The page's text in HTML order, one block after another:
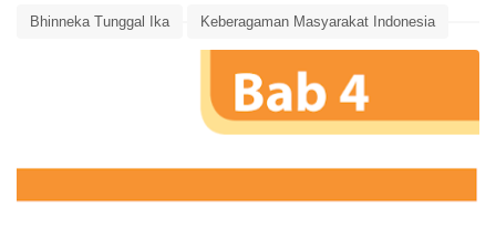
Bhinneka Tunggal Ika Keberagaman Masyarakat Indonesia
Ringkasan Materi PPKn